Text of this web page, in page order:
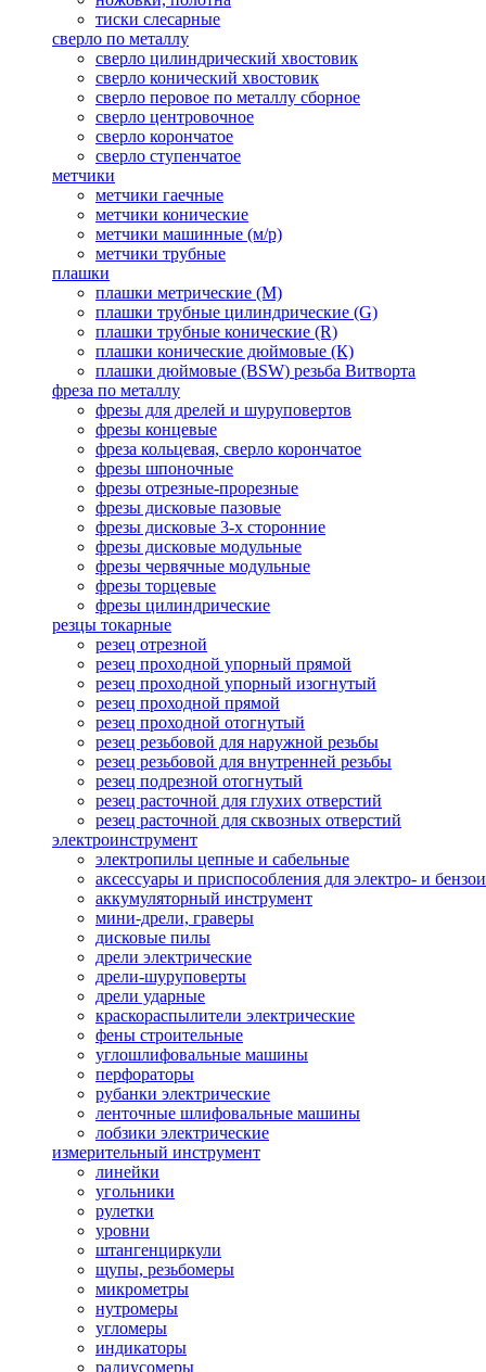
тиски слесарные
сверло по металлу
сверло цилиндрический хвостовик
сверло конический хвостовик
сверло перовое по металлу сборное
сверло центровочное
сверло корончатое
сверло ступенчатое
метчики
метчики гаечные
метчики конические
метчики машинные (м/р)
метчики трубные
плашки
плашки метрические (М)
плашки трубные цилиндрические (G)
плашки трубные конические (R)
плашки конические дюймовые (К)
плашки дюймовые (BSW) резьба Витворта
фреза по металлу
фрезы для дрелей и шуруповертов
фрезы концевые
фреза кольцевая, сверло корончатое
фрезы шпоночные
фрезы отрезные-прорезные
фрезы дисковые пазовые
фрезы дисковые 3-х сторонние
фрезы дисковые модульные
фрезы червячные модульные
фрезы торцевые
фрезы цилиндрические
резцы токарные
резец отрезной
резец проходной упорный прямой
резец проходной упорный изогнутый
резец проходной прямой
резец проходной отогнутый
резец резьбовой для наружной резьбы
резец резьбовой для внутренней резьбы
резец подрезной отогнутый
резец расточной для глухих отверстий
резец расточной для сквозных отверстий
электроинструмент
электропилы цепные и сабельные
аксессуары и приспособления для электро- и
аккумуляторный инструмент
мини-дрели, граверы
дисковые пилы
дрели электрические
дрели-шуруповерты
дрели ударные
краскораспылители электрические
фены строительные
углошлифовальные машины
перфораторы
рубанки электрические
ленточные шлифовальные машины
лобзики электрические
измерительный инструмент
линейки
угольники
рулетки
уровни
штангенциркули
щупы, резьбомеры
микрометры
нутромеры
угломеры
индикаторы
радиусомеры